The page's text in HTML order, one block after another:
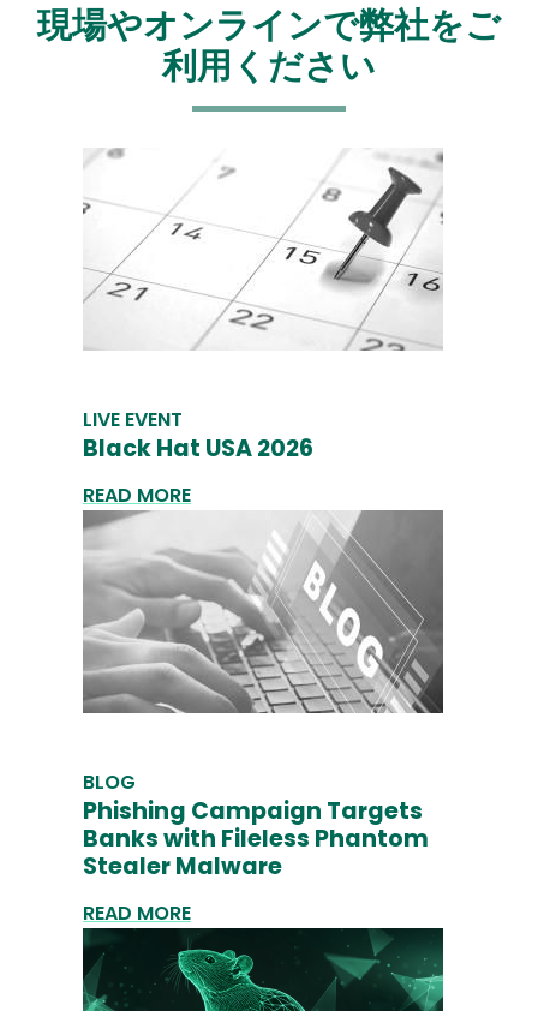
現場やオンラインで弊社をご
利用ください
LIVE EVENT
Black Hat USA 2026
READ MORE
BLOG
Phishing Campaign Targets
Banks with Fileless Phantom
Stealer Malware
READ MORE